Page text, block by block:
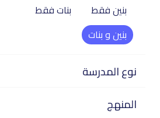
بنين فقط
بنات فقط
بنين و بنات
نوع المدرسة
المنهج